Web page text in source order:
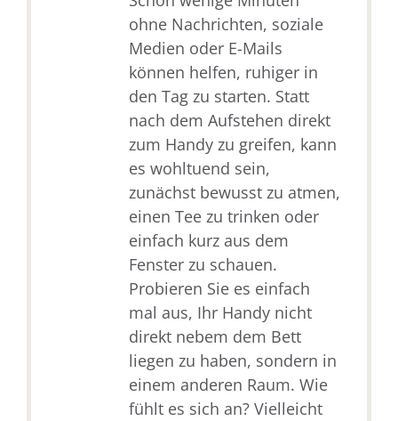
ohne Nachrichten, soziale
Medien oder E-Mails
können helfen, ruhiger in
den Tag zu starten. Statt
nach dem Aufstehen direkt
zum Handy zu greifen, kann
es wohltuend sein,
zunächst bewusst zu atmen,
einen Tee zu trinken oder
einfach kurz aus dem
Fenster zu schauen.
Probieren Sie es einfach
mal aus, Ihr Handy nicht
direkt nebem dem Bett
liegen zu haben, sondern in
einem anderen Raum. Wie
fühlt es sich an? Vielleicht